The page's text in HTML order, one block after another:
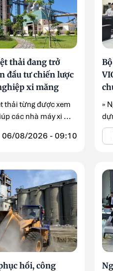
thải đang trở
đầu tư chiến lược
xi măng
thải từng được xem
các nhà máy xi ...
06/08/2026 - 09:10
»
hồi, công